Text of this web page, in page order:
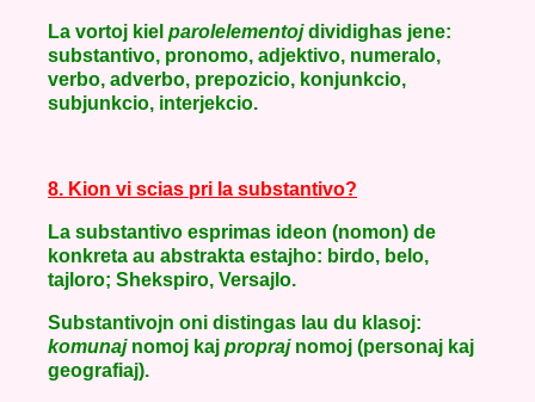
La vortoj kiel parolelementojdividighas jene:
substantivo, pronomo, adjektivo, numeralo,
verbo, adverbo, prepozicio, konjunkcio,
subjunkcio, interjekcio.
8. Kion vi scias pri la substantivo?
La substantivo esprimas ideon (nomon) de
konkreta au abstrakta estajho: birdo, belo,
tajloro; Shekspiro, Versajlo.
Substantivojn oni distingas lau du klasoj:
komunajnomoj kaj proprajnomoj (personaj kaj
geografiaj).